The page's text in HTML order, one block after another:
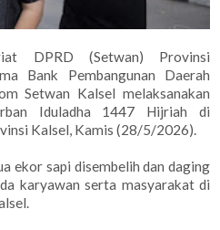
DPRD (Setwan) Provinsi
Bank Pembangunan Daerah
Setwan Kalsel melaksanakan
Iduladha 1447 Hijriah di
Kalsel, Kamis (28/5/2026).
ekor sapi disembelih dan daging
karyawan serta masyarakat di